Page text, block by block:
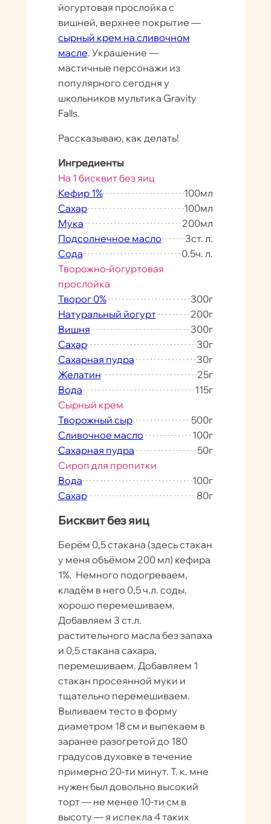
йогуртовая прослойка с
вишней, верхнее покрытие —
сырный крем на сливочном
масле. Украшение —
мастичные персонажи из
популярного сегодня у
школьников мультика Gravity
Falls.
Рассказываю, как делать!
Ингредиенты
На 1 бисквит без яиц
Кефир 1%
100мл
Сахар
100мл
Мука
200мл
Подсолнечное масло
3ст. л.
Сода
0.5ч. л.
Творожно-йогуртовая
прослойка
Творог 0%
300г
Натуральный йогурт
200г
Вишня
300г
Сахар
30г
Сахарная пудра
30г
Желатин
25г
Вода
115г
Сырный крем
Творожный сыр
500г
Сливочное масло
100г
Сахарная пудра
50г
Сироп для пропитки
Вода
100г
Сахар
80г
Бисквит без яиц
Берём 0,5 стакана (здесь стакан
у меня объёмом 200 мл) кефира
1%. Немного подогреваем,
кладём в него 0,5 ч.л. соды,
хорошо перемешиваем.
Добавляем 3 ст.л.
растительного масла без запаха
и 0,5 стакана сахара,
перемешиваем. Добавляем 1
стакан просеянной муки и
тщательно перемешиваем.
Выливаем тесто в форму
диаметром 18 см и выпекаем в
заранее разогретой до 180
градусов духовке в течение
примерно 20-ти минут. Т. к. мне
нужен был довольно высокий
торт — не менее 10-ти см в
высоту — я испекла 4 таких